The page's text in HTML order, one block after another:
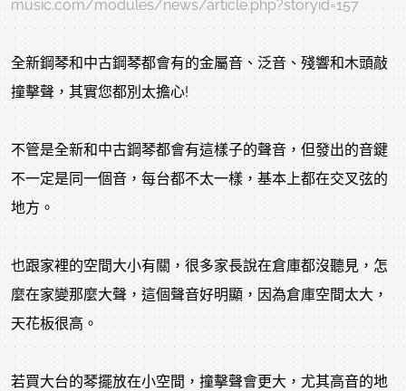
music.com/modules/news/article.php?storyid=157
全新鋼琴和中古鋼琴都會有的金屬音、泛音、殘響和木頭敲
撞擊聲，其實您都別太擔心!
不管是全新和中古鋼琴都會有這樣子的聲音，但發出的音鍵
不一定是同一個音，每台都不太一樣，基本上都在交叉弦的
地方。
也跟家裡的空間大小有關，很多家長說在倉庫都沒聽見，怎
麼在家變那麼大聲，這個聲音好明顯，因為倉庫空間太大，
天花板很高。
若買大台的琴擺放在小空間，撞擊聲會更大，尤其高音的地